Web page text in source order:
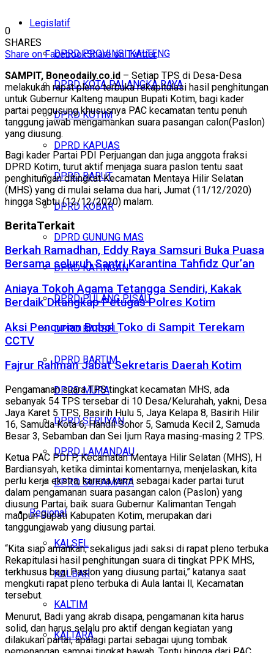
Legislatif
DPRD PROVINSI KALTENG
DPRD KOTA PALANGKA RAYA
DPRD KOTIM
DPRD KAPUAS
DPRD BARUT
DPRD KOBAR
DPRD GUNUNG MAS
DPRD KATINGAN
DPRD PULANG PISAU
DPRD BARSEL
DPRD BARTIM
DPRD MURA
DPRD SERUYAN
DPRD LAMANDAU
DPRD SUKAMARA
Regional
KALSEL
KALBAR
KALTIM
KALTARA
0
SHARES
Share on FacebookShare on Twitter
SAMPIT, Boneodaily.co.id – Setiap TPS di Desa-Desa
melakukan rapat pleno terbuka rekapitulasi hasil penghitungan
untuk Gubernur Kalteng maupun Bupati Kotim, bagi kader
partai pengusung khususnya PAC kecamatan tentu penuh
tanggung jawab mengamankan suara pasangan calon(Paslon)
yang diusung.
Bagi kader Partai PDI Perjuangan dan juga anggota fraksi
DPRD Kotim, turut aktif menjaga suara paslon tentu saat
penghitungan ditingkat Kecamatan Mentaya Hilir Selatan
(MHS) yang di mulai selama dua hari, Jumat (11/12/2020)
hingga Sabtu (12/12/2020) malam.
BeritaTerkait
Berkah Ramadhan, Eddy Raya Samsuri Buka Puasa
Bersama seluruh Santri Karantina Tahfidz Qur’an
Aniaya Tokoh Agama Tetangga Sendiri, Kakak
Berdaik Ditangkap Petugas Polres Kotim
Aksi Pencurian Bobol Toko di Sampit Terekam
CCTV
Fajrur Rahman Jabat Sekretaris Daerah Kotim
Pengamanan suara TPS tingkat kecamatan MHS, ada
sebanyak 54 TPS tersebar di 10 Desa/Kelurahah, yakni, Desa
Jaya Karet 5 TPS, Basirih Hulu 5, Jaya Kelapa 8, Basirih Hilir
16, Samuda Kota 6, Handil Sohor 5, Samuda Kecil 2, Samuda
Besar 3, Sebamban dan Sei Ijum Raya masing-masing 2 TPS.
Ketua PAC PDI P, Kecamatan Mentaya Hilir Selatan (MHS), H
Bardiansyah, ketika dimintai komentarnya, menjelaskan, kita
perlu kerja ekstra, karena kami sebagai kader partai turut
dalam pengamanan suara pasangan calon (Paslon) yang
diusung Partai, baik suara Gubernur Kalimantan Tengah
maupun Bupati Kabupaten Kotim, merupakan dari
tanggungjawab yang diusung partai.
“Kita siap amankan, sekaligus jadi saksi di rapat pleno terbuka
Rekapitulasi hasil penghitungan suara di tingkat PPK MHS,
terkhusus bagi Paslon yang diusung partai,” katanya saat
mengkuti rapat pleno terbuka di Aula lantai ll, Kecamatan
tersebut.
Menurut, Badi yang akrab disapa, pengamanan kita harus
solid, dan harus selalu pro aktif dengan kegiatan yang
dilakukan partai, apalagi partai sebagai ujung tombak